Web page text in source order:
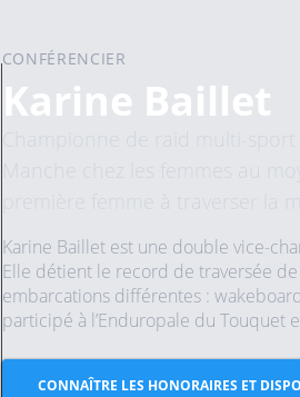
CONFÉRENCIER
Karine Baillet
Karine Baillet est une double vice-
Elle détient le record de traversée
embarcations différentes :
participé à l’Enduropale du Touquet
CONNAÎTRE LES HONORAIRES ET